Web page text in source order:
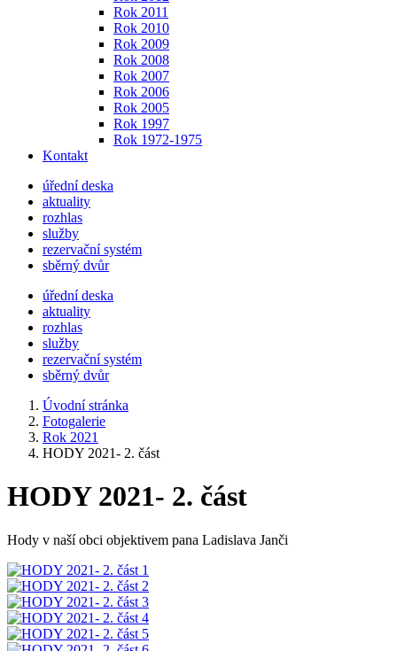
Rok 2011
Rok 2010
Rok 2009
Rok 2008
Rok 2007
Rok 2006
Rok 2005
Rok 1997
Rok 1972-1975
Kontakt
úřední deska
aktuality
rozhlas
služby
rezervační systém
sběrný dvůr
úřední deska
aktuality
rozhlas
služby
rezervační systém
sběrný dvůr
Úvodní stránka
Fotogalerie
Rok 2021
HODY 2021- 2. část
HODY 2021- 2. část
Hody v naší obci objektivem pana Ladislava Janči